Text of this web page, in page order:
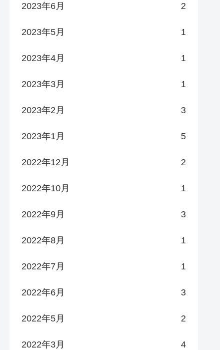
2023年6月 2
2023年5月 1
2023年4月 1
2023年3月 1
2023年2月 3
2023年1月 5
2022年12月 2
2022年10月 1
2022年9月 3
2022年8月 1
2022年7月 1
2022年6月 3
2022年5月 2
2022年3月 4